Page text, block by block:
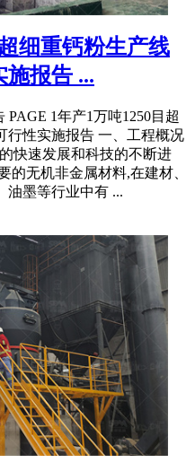
细重钙粉生产线
施报告 ...
PAGE 1年产1万吨1250目超
行性实施报告 一、工程概况
快速发展和科技的不断进
的无机非金属材料,在建材、
油墨等行业中有 ...